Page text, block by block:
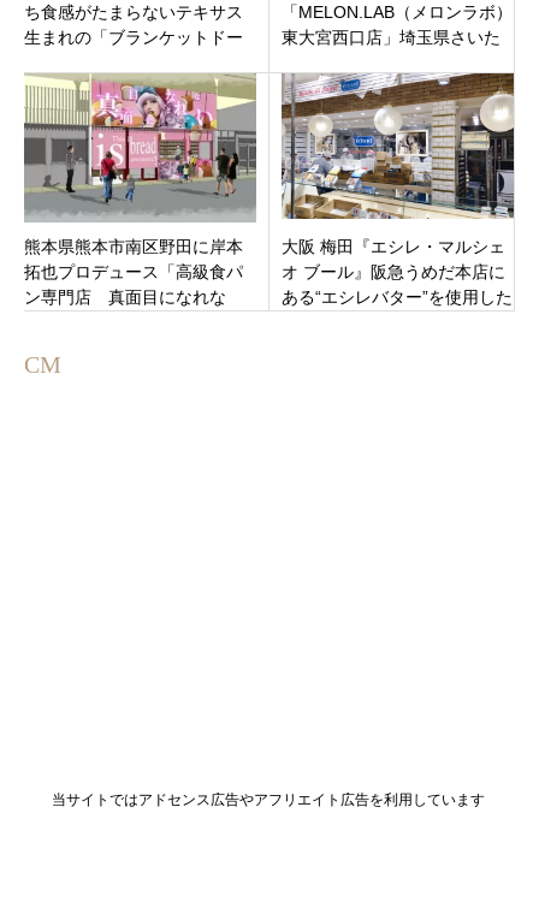
ち食感がたまらないテキサス
生まれの「ブランケットドー
区日吉にオープン
「MELON.LAB（メロンラボ）
東大宮西口店」埼玉県さいた
リー前に 2021年2月13日
（土）オープン
熊本県熊本市南区野田に岸本
拓也プロデュース「高級食パ
ン専門店 真面目になれな
大阪 梅田『エシレ・マルシェ
オ ブール』阪急うめだ本店に
ある“エシレバター”を使用した
CM
当サイトではアドセンス広告やアフリエイト広告を利用しています